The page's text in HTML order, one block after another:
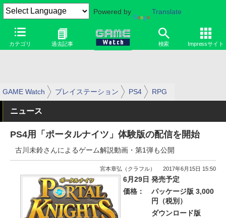
Powered by Translate
カテゴリ 過去記事 検索 Impressサイト
GAME Watch プレイステーション PS4 RPG
ニュース
PS4用「ポータルナイツ」体験版の配信を開始
古川未鈴さんによるゲーム解説動画・第1弾も公開
宮本章弘（クラフル） 2017年6月15日 15:50
6月29日 発売予定
価格：
パッケージ版 3,000
円（税別）
ダウンロード版